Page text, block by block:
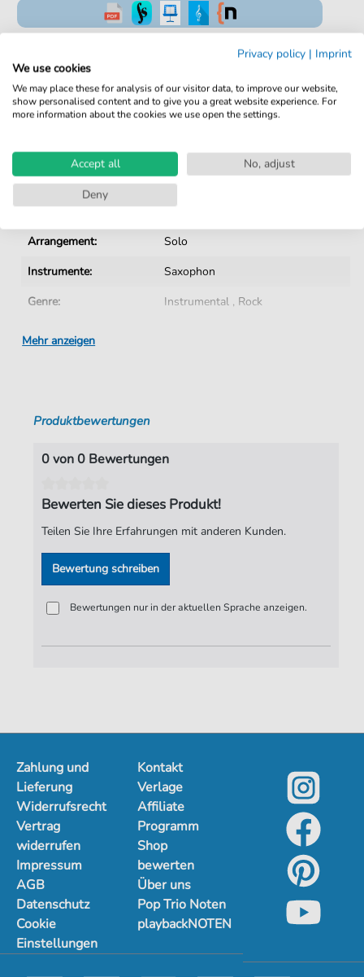
Von Musikern geprüft
Kein Abo. Fairer Einzelkauf.
Produktnummer:
fbd-4118
Arrangement:
Solo
Instrumente:
Saxophon
Genre:
Instrumental , Rock
Rock:
Autoren:
Seiten:
2
Mehr anzeigen
Produktbewertungen
0 von 0 Bewertungen
Bewerten Sie dieses Produkt!
Teilen Sie Ihre Erfahrungen mit anderen Kunden.
Bewertung schreiben
Bewertungen nur in der aktuellen Sprache anzeigen.
Zahlung und
Lieferung
Widerrufsrecht
Vertrag
widerrufen
Impressum
AGB
Datenschutz
Cookie
Einstellungen
Kontakt
Verlage
Affiliate
Programm
Shop
bewerten
Über uns
Pop Trio Noten
playbackNOTEN
Privacy policy | Imprint
We use cookies
We may place these for analysis of our visitor data, to improve our website,
show personalised content and to give you a great website experience. For
more information about the cookies we use open the settings.
Accept all
No, adjust
Deny